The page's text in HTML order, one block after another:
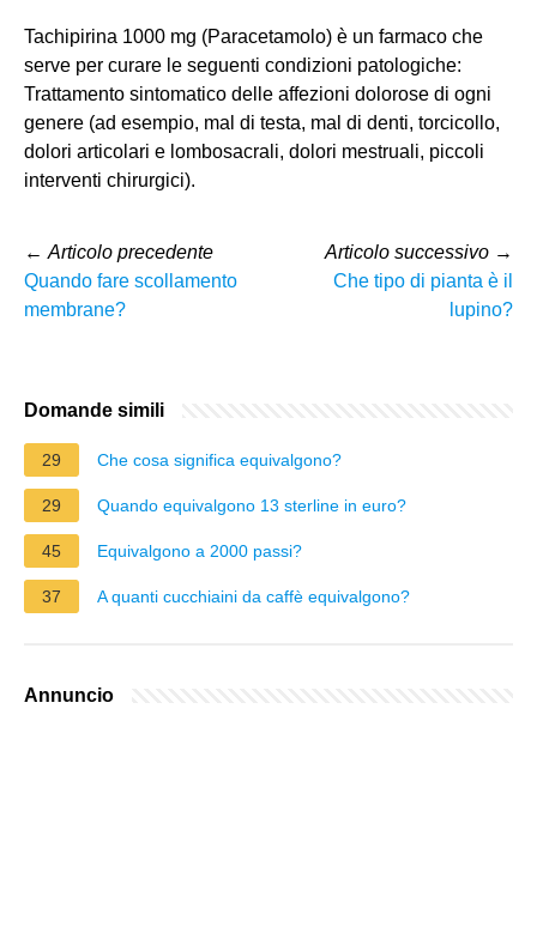
Tachipirina 1000 mg (Paracetamolo) è un farmaco che
serve per curare le seguenti condizioni patologiche:
Trattamento sintomatico delle affezioni dolorose di ogni
genere (ad esempio, mal di testa, mal di denti, torcicollo,
dolori articolari e lombosacrali, dolori mestruali, piccoli
interventi chirurgici).
← Articolo precedente
Quando fare scollamento
membrane?
Articolo successivo →
Che tipo di pianta è il
lupino?
Domande simili
29 Che cosa significa equivalgono?
29 Quando equivalgono 13 sterline in euro?
45 Equivalgono a 2000 passi?
37 A quanti cucchiaini da caffè equivalgono?
Annuncio